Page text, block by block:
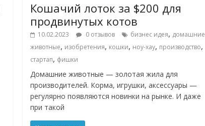
Кошачий лоток за $200 для
продвинутых котов
10.02.2023 0 отзывов бизнес идея, домашние
животные, изобретения, кошки, ноу-хау, производство,
стартап, фишки
Домашние животные — золотая жила для
производителей. Корма, игрушки, аксессуары —
регулярно появляются новинки на рынке. И даже
при такой